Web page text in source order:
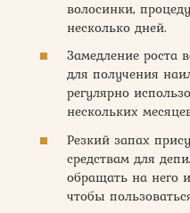
волосинки,
несколько дней.
Замедление роста
для получения
регулярно
нескольких
Резкий запах
средствам для
обращать на него
чтобы